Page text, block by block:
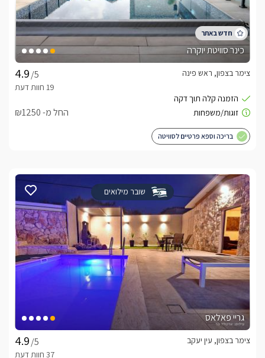
כינר סוויטת יוקרה
/5
צימר בצפון, ראש פינה
החל מ- ₪1250
בריכה וספא פרטיים לסוויטה
שובר מילואים
גריי פאלאס
/5
צימר בצפון, עין יעקב